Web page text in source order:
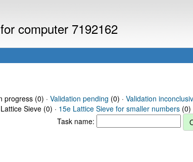
computer 7192162
progress (0) · Validation pending (0) · Validation
Sieve (0) · 15e Lattice Sieve for smaller numbers (0)
Task name: